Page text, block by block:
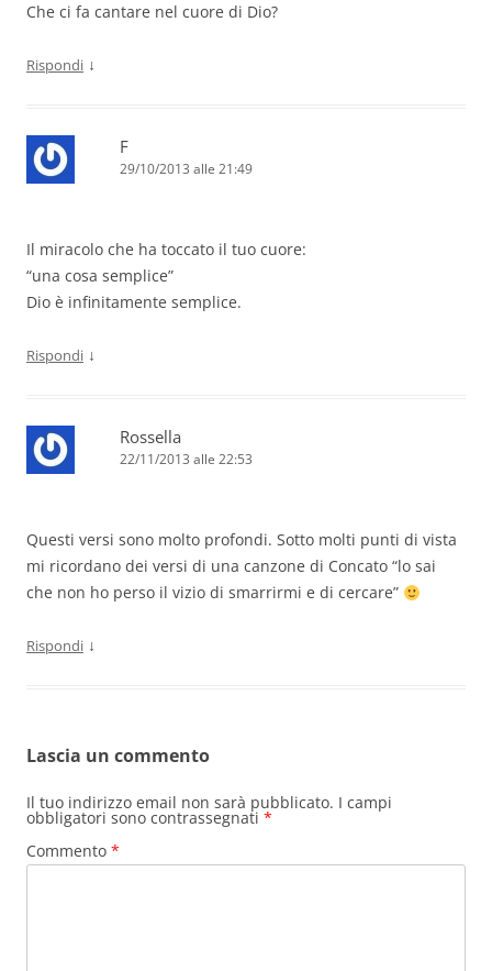
Che ci fa cantare nel cuore di Dio?
Rispondi ↓
F
29/10/2013 alle 21:49
Il miracolo che ha toccato il tuo cuore:
“una cosa semplice”
Dio è infinitamente semplice.
Rispondi ↓
Rossella
22/11/2013 alle 22:53
Questi versi sono molto profondi. Sotto molti punti di vista
mi ricordano dei versi di una canzone di Concato “lo sai
che non ho perso il vizio di smarrirmi e di cercare”
Rispondi ↓
Lascia un commento
Il tuo indirizzo email non sarà pubblicato. I campi
obbligatori sono contrassegnati *
Commento *